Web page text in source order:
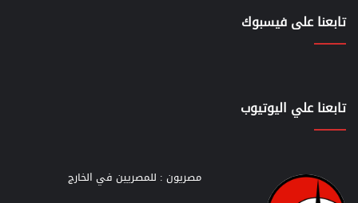
تابعنا على فيسبوك
تابعنا علي اليوتيوب
مصريون : للمصريين في الخارج